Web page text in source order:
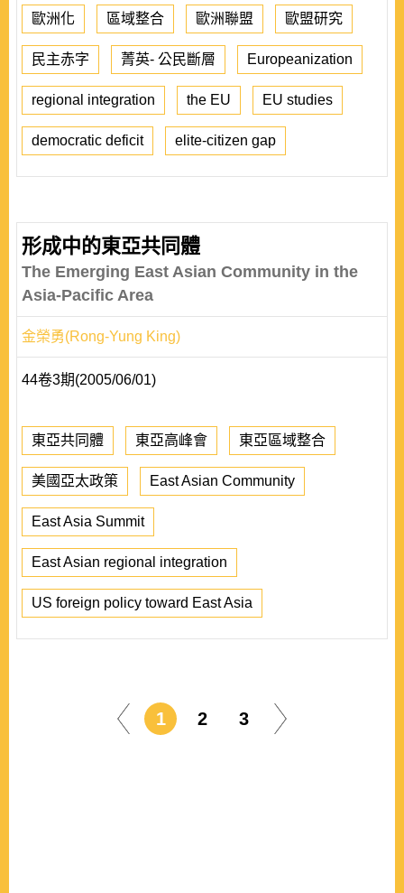
歐洲化 區域整合 歐洲聯盟 歐盟研究
民主赤字 菁英- 公民斷層 Europeanization
regional integration the EU EU studies
democratic deficit elite-citizen gap
形成中的東亞共同體
The Emerging East Asian Community in the
Asia-Pacific Area
金榮勇(Rong-Yung King)
44卷3期(2005/06/01)
東亞共同體 東亞高峰會 東亞區域整合
美國亞太政策 East Asian Community
East Asia Summit
East Asian regional integration
US foreign policy toward East Asia
1 2 3